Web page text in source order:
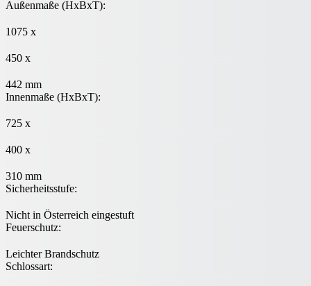
Außenmaße (HxBxT):
1075 x
450 x
442 mm
Innenmaße (HxBxT):
725 x
400 x
310 mm
Sicherheitsstufe:
Nicht in Österreich eingestuft
Feuerschutz:
Leichter Brandschutz
Schlossart: